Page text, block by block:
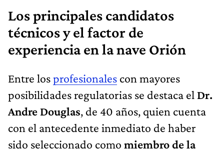
Los principales candidatos
técnicos y el factor de
experiencia en la nave Orión
Entre losprofesionales con mayores
posibilidades regulatorias se destaca el Dr.
Andre Douglas, de 40 años, quien cuenta
con el antecedente inmediato de haber
sido seleccionado como miembro de la